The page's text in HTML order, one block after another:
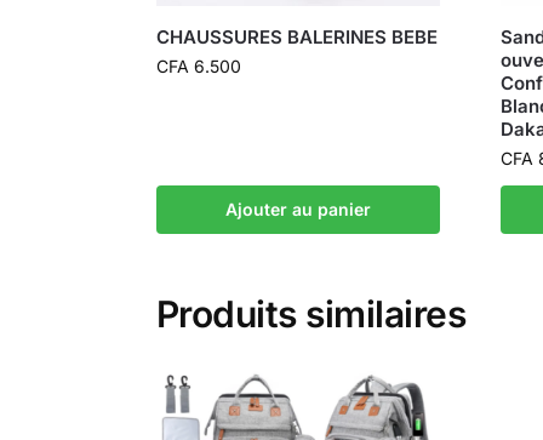
CHAUSSURES BALERINES BEBE
CFA6.500
Ajouter au panier
CFA
Produits similaires